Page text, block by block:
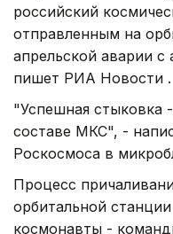
российский
отправленным на
апрельской аварии с
пишет РИА Новости .
"Успешная
составе МКС", -
Роскосмоса в
Процесс
орбитальной
космонавты -